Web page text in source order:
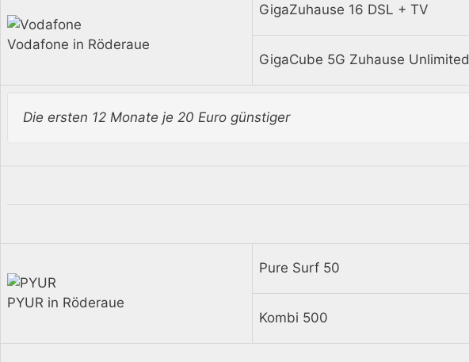
Vodafone in Röderaue
GigaZuhause 16 DSL + TV
GigaCube 5G Zuhause Unlimited
Die ersten 12 Monate je 20 Euro günstiger
PYUR in Röderaue
Pure Surf 50
Kombi 500